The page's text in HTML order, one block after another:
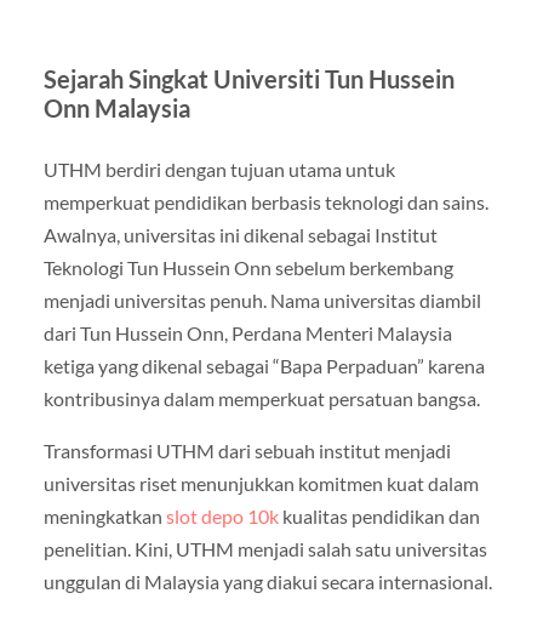
Sejarah Singkat Universiti Tun Hussein
Onn Malaysia
UTHM berdiri dengan tujuan utama untuk
memperkuat pendidikan berbasis teknologi dan sains.
Awalnya, universitas ini dikenal sebagai Institut
Teknologi Tun Hussein Onn sebelum berkembang
menjadi universitas penuh. Nama universitas diambil
dari Tun Hussein Onn, Perdana Menteri Malaysia
ketiga yang dikenal sebagai “Bapa Perpaduan” karena
kontribusinya dalam memperkuat persatuan bangsa.
Transformasi UTHM dari sebuah institut menjadi
universitas riset menunjukkan komitmen kuat dalam
meningkatkan slot depo 10kkualitas pendidikan dan
penelitian. Kini, UTHM menjadi salah satu universitas
unggulan di Malaysia yang diakui secara internasional.